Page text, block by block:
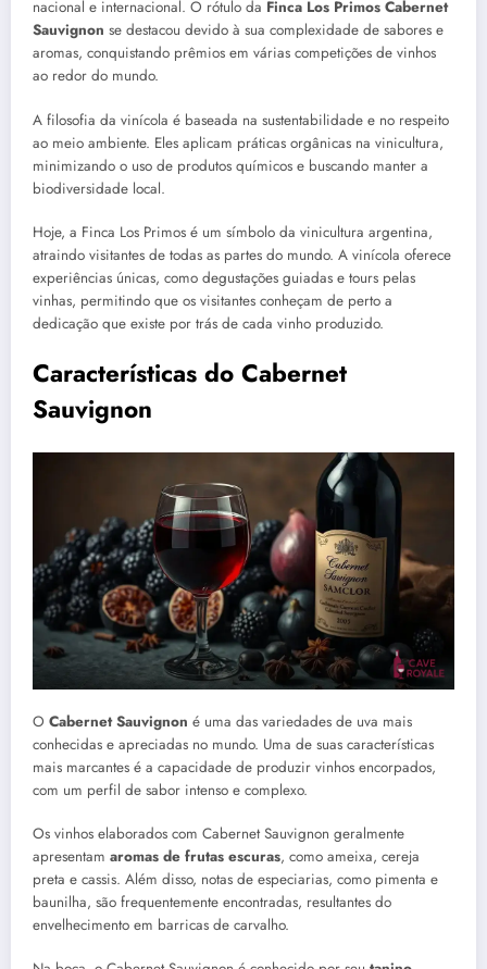
nacional e internacional. O rótulo da Finca Los Primos Cabernet
Sauvignon se destacou devido à sua complexidade de sabores e
aromas, conquistando prêmios em várias competições de vinhos
ao redor do mundo.
A filosofia da vinícola é baseada na sustentabilidade e no respeito
ao meio ambiente. Eles aplicam práticas orgânicas na vinicultura,
minimizando o uso de produtos químicos e buscando manter a
biodiversidade local.
Hoje, a Finca Los Primos é um símbolo da vinicultura argentina,
atraindo visitantes de todas as partes do mundo. A vinícola oferece
experiências únicas, como degustações guiadas e tours pelas
vinhas, permitindo que os visitantes conheçam de perto a
dedicação que existe por trás de cada vinho produzido.
Características do Cabernet
Sauvignon
O Cabernet Sauvignon é uma das variedades de uva mais
conhecidas e apreciadas no mundo. Uma de suas características
mais marcantes é a capacidade de produzir vinhos encorpados,
com um perfil de sabor intenso e complexo.
Os vinhos elaborados com Cabernet Sauvignon geralmente
apresentam aromas de frutas escuras, como ameixa, cereja
preta e cassis. Além disso, notas de especiarias, como pimenta e
baunilha, são frequentemente encontradas, resultantes do
envelhecimento em barricas de carvalho.